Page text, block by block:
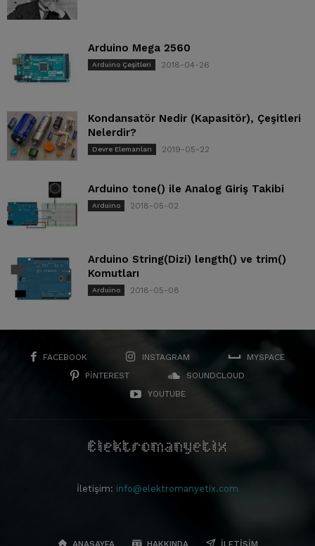
Arduino Mega 2560
Arduino Çeşitleri 2018-04-26
Kondansatör Nedir (Kapasitör), Çeşitleri
Nelerdir?
Devre Elemanları 2019-05-22
Arduino tone() ile Analog Giriş Takibi
Arduino 2018-05-02
Arduino String(Dizi) length() ve trim()
Komutları
Arduino 2018-05-08
FACEBOOK INSTAGRAM
MYSPACE
PINTEREST
SOUNDCLOUD
YOUTUBE
İletişim: info@elektromanyetix.com
ANASAYFA HAKKINDA İLETIŞIM